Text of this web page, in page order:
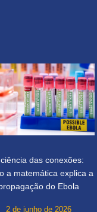
das conexões:
a matemática explica a
do Ebola
2 de junho de 2026